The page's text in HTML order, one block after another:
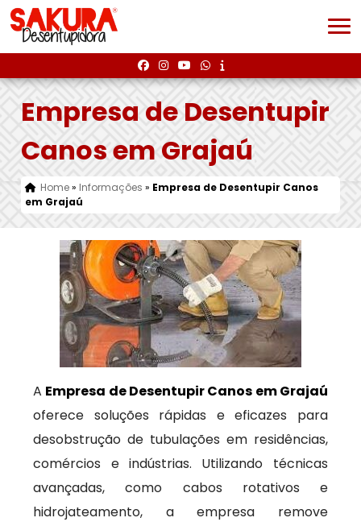
Empresa de Desentupir
Canos em Grajaú
Home» Informações » Empresa de Desentupir Canos
em Grajaú
A Empresa de Desentupir Canos em Grajaú
oferece soluções rápidas e eficazes para
desobstrução de tubulações em residências,
comércios e indústrias. Utilizando técnicas
avançadas, como cabos rotativos e
hidrojateamento, a empresa remove